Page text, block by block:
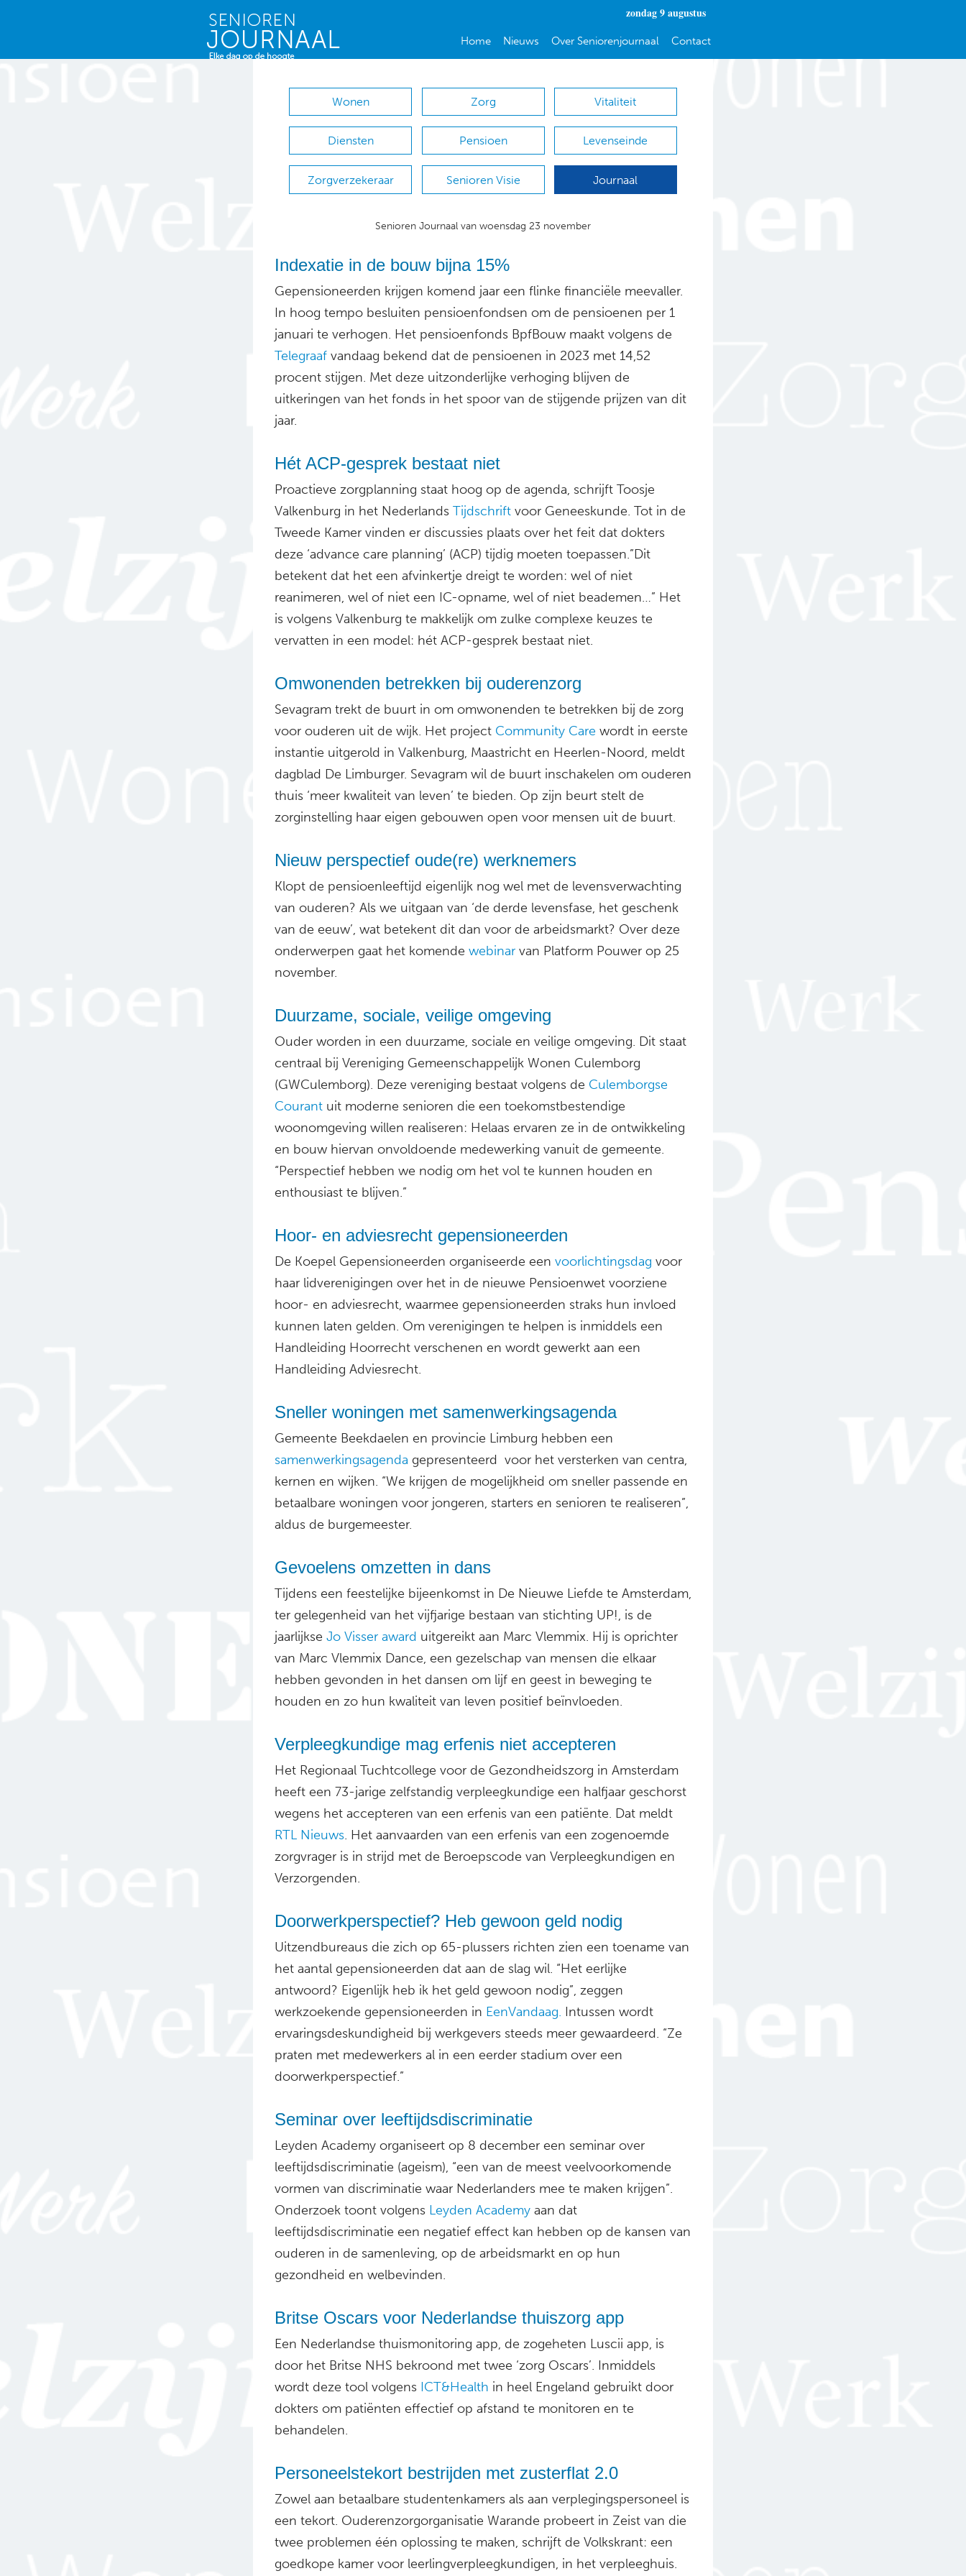
zondag 9 augustus
Home Nieuws Over Seniorenjournaal Contact
Wonen Zorg Vitaliteit
Diensten Pensioen Levenseinde
Zorgverzekeraar Senioren Visie Journaal
Senioren Journaal van woensdag 23 november
Indexatie in de bouw bijna 15%
Gepensioneerden krijgen komend jaar een flinke financiële meevaller.
In hoog tempo besluiten pensioenfondsen om de pensioenen per 1
januari te verhogen. Het pensioenfonds BpfBouw maakt volgens de
Telegraaf vandaag bekend dat de pensioenen in 2023 met 14,52
procent stijgen. Met deze uitzonderlijke verhoging blijven de
uitkeringen van het fonds in het spoor van de stijgende prijzen van dit
jaar.
Hét ACP-gesprek bestaat niet
Proactieve zorgplanning staat hoog op de agenda, schrijft Toosje
Valkenburg in het Nederlands Tijdschrift voor Geneeskunde. Tot in de
Tweede Kamer vinden er discussies plaats over het feit dat dokters
deze ‘advance care planning’ (ACP) tijdig moeten toepassen.”Dit
betekent dat het een afvinkertje dreigt te worden: wel of niet
reanimeren, wel of niet een IC-opname, wel of niet beademen…” Het
is volgens Valkenburg te makkelijk om zulke complexe keuzes te
vervatten in een model: hét ACP-gesprek bestaat niet.
Omwonenden betrekken bij ouderenzorg
Sevagram trekt de buurt in om omwonenden te betrekken bij de zorg
voor ouderen uit de wijk. Het project Community Care wordt in eerste
instantie uitgerold in Valkenburg, Maastricht en Heerlen-Noord, meldt
dagblad De Limburger. Sevagram wil de buurt inschakelen om ouderen
thuis ‘meer kwaliteit van leven’ te bieden. Op zijn beurt stelt de
zorginstelling haar eigen gebouwen open voor mensen uit de buurt.
Nieuw perspectief oude(re) werknemers
Klopt de pensioenleeftijd eigenlijk nog wel met de levensverwachting
van ouderen? Als we uitgaan van ‘de derde levensfase, het geschenk
van de eeuw’, wat betekent dit dan voor de arbeidsmarkt? Over deze
onderwerpen gaat het komende webinar van Platform Pouwer op 25
november.
Duurzame, sociale, veilige omgeving
Ouder worden in een duurzame, sociale en veilige omgeving. Dit staat
centraal bij Vereniging Gemeenschappelijk Wonen Culemborg
(GWCulemborg). Deze vereniging bestaat volgens de Culemborgse
Courant uit moderne senioren die een toekomstbestendige
woonomgeving willen realiseren: Helaas ervaren ze in de ontwikkeling
en bouw hiervan onvoldoende medewerking vanuit de gemeente.
“Perspectief hebben we nodig om het vol te kunnen houden en
enthousiast te blijven.”
Hoor- en adviesrecht gepensioneerden
De Koepel Gepensioneerden organiseerde een voorlichtingsdag voor
haar lidverenigingen over het in de nieuwe Pensioenwet voorziene
hoor- en adviesrecht, waarmee gepensioneerden straks hun invloed
kunnen laten gelden. Om verenigingen te helpen is inmiddels een
Handleiding Hoorrecht verschenen en wordt gewerkt aan een
Handleiding Adviesrecht.
Sneller woningen met samenwerkingsagenda
Gemeente Beekdaelen en provincie Limburg hebben een
samenwerkingsagenda gepresenteerd voor het versterken van centra,
kernen en wijken. “We krijgen de mogelijkheid om sneller passende en
betaalbare woningen voor jongeren, starters en senioren te realiseren”,
aldus de burgemeester.
Gevoelens omzetten in dans
Tijdens een feestelijke bijeenkomst in De Nieuwe Liefde te Amsterdam,
ter gelegenheid van het vijfjarige bestaan van stichting UP!, is de
jaarlijkse Jo Visser award uitgereikt aan Marc Vlemmix. Hij is oprichter
van Marc Vlemmix Dance, een gezelschap van mensen die elkaar
hebben gevonden in het dansen om lijf en geest in beweging te
houden en zo hun kwaliteit van leven positief beïnvloeden.
Verpleegkundige mag erfenis niet accepteren
Het Regionaal Tuchtcollege voor de Gezondheidszorg in Amsterdam
heeft een 73-jarige zelfstandig verpleegkundige een halfjaar geschorst
wegens het accepteren van een erfenis van een patiënte. Dat meldt
RTL Nieuws. Het aanvaarden van een erfenis van een zogenoemde
zorgvrager is in strijd met de Beroepscode van Verpleegkundigen en
Verzorgenden.
Doorwerkperspectief? Heb gewoon geld nodig
Uitzendbureaus die zich op 65-plussers richten zien een toename van
het aantal gepensioneerden dat aan de slag wil. “Het eerlijke
antwoord? Eigenlijk heb ik het geld gewoon nodig”, zeggen
werkzoekende gepensioneerden in EenVandaag. Intussen wordt
ervaringsdeskundigheid bij werkgevers steeds meer gewaardeerd. “Ze
praten met medewerkers al in een eerder stadium over een
doorwerkperspectief.”
Seminar over leeftijdsdiscriminatie
Leyden Academy organiseert op 8 december een seminar over
leeftijdsdiscriminatie (ageism), “een van de meest veelvoorkomende
vormen van discriminatie waar Nederlanders mee te maken krijgen”.
Onderzoek toont volgens Leyden Academy aan dat
leeftijdsdiscriminatie een negatief effect kan hebben op de kansen van
ouderen in de samenleving, op de arbeidsmarkt en op hun
gezondheid en welbevinden.
Britse Oscars voor Nederlandse thuiszorg app
Een Nederlandse thuismonitoring app, de zogeheten Luscii app, is
door het Britse NHS bekroond met twee ‘zorg Oscars’. Inmiddels
wordt deze tool volgens ICT&Health in heel Engeland gebruikt door
dokters om patiënten effectief op afstand te monitoren en te
behandelen.
Personeelstekort bestrijden met zusterflat 2.0
Zowel aan betaalbare studentenkamers als aan verplegingspersoneel is
een tekort. Ouderenzorgorganisatie Warande probeert in Zeist van die
twee problemen één oplossing te maken, schrijft de Volkskrant: een
goedkope kamer voor leerlingverpleegkundigen, in het verpleeghuis.